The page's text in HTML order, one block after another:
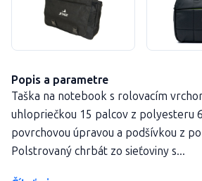
Popis a parametre
Taška na notebook s rolovacím
uhlopriečkou 15 palcov z polyesteru
povrchovou úpravou a podšívkou z
Polstrovaný chrbát zo sieťoviny s...